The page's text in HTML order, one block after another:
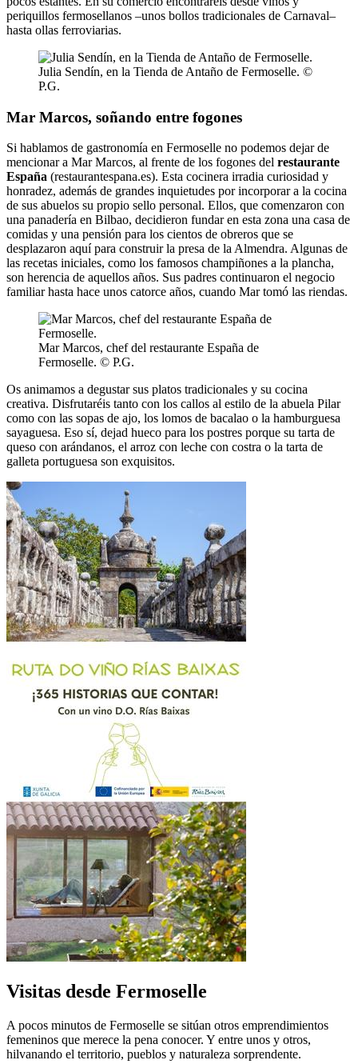
periquillos fermosellanos –unos bollos tradicionales de Carnaval–
hasta ollas ferroviarias.
Julia Sendín, en la Tienda de Antaño de Fermoselle. ©
P.G.
Mar Marcos, soñando entre fogones
Si hablamos de gastronomía en Fermoselle no podemos dejar de
mencionar a Mar Marcos, al frente de los fogones del restaurante
España (restaurantespana.es). Esta cocinera irradia curiosidad y
honradez, además de grandes inquietudes por incorporar a la cocina
de sus abuelos su propio sello personal. Ellos, que comenzaron con
una panadería en Bilbao, decidieron fundar en esta zona una casa de
comidas y una pensión para los cientos de obreros que se
desplazaron aquí para construir la presa de la Almendra. Algunas de
las recetas iniciales, como los famosos champiñones a la plancha,
son herencia de aquellos años. Sus padres continuaron el negocio
familiar hasta hace unos catorce años, cuando Mar tomó las riendas.
Mar Marcos, chef del restaurante España de
Fermoselle. © P.G.
Os animamos a degustar sus platos tradicionales y su cocina
creativa. Disfrutaréis tanto con los callos al estilo de la abuela Pilar
como con las sopas de ajo, los lomos de bacalao o la hamburguesa
sayaguesa. Eso sí, dejad hueco para los postres porque su tarta de
queso con arándanos, el arroz con leche con costra o la tarta de
galleta portuguesa son exquisitos.
Visitas desde Fermoselle
A pocos minutos de Fermoselle se sitúan otros emprendimientos
femeninos que merece la pena conocer. Y entre unos y otros,
hilvanando el territorio, pueblos y naturaleza sorprendente.